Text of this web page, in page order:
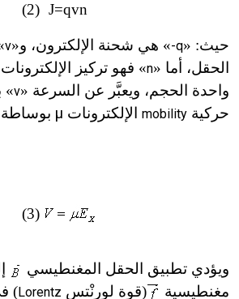
J=qvn
(2)
حيث: «-q» هي شحنة الإلكترون، و«
v
الحقل، أما «n» فهو تركيز
واحدة الحجم، ويعبَّر عن السرعة «v
»
حركية mobility الإلكترونات µ بوساطة
(3)
ويؤدي تطبيق الحقل المغنطيسي
مغنطيسية
(قوة لورِنْتس Lorentz
)